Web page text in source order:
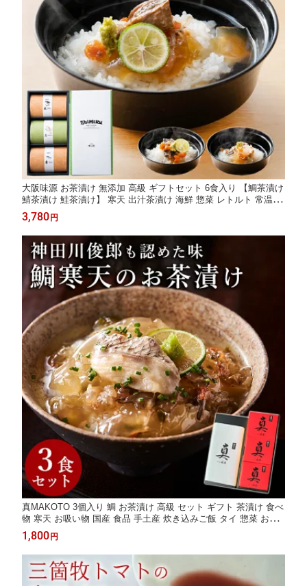
大阪味源 お茶漬け 無添加 高級 ギフトセット 6食入り 【鯛茶漬け
鯖茶漬け 鮭茶漬け】 寒天 出汁茶漬け 海鮮 惣菜 レトルト 常温保
存 お茶漬けセット ギフト お吸い物 冷や汁 スープ お茶づけ 個食
個包装 挨拶 手土産 送料無料
3,780 円
真MAKOTO 3個入り 鯛 お茶漬け 高級 セット ギフト 茶漬け 食べ
物 寒天 お吸い物 国産 食品 手土産 炊き込みご飯 タイ 惣菜 お取
り寄せグルメ 味源 調理 簡単 個食 香典返し お供え物 内祝い
1,800 円